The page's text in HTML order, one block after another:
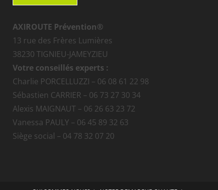
AXIROUTE Prévention®
13 rue des Frères Lumières
38230 TIGNIEU-JAMEYZIEU
Votre conseillés experts :
Charlie PORCELLUZZI – 06 08 61 22 98
Sébastien CARRIER – 06 73 27 30 34
Alexis MAIGNAUT – 06 26 63 23 72
Vanessa PAULY – 06 45 89 32 63
Siège social – 04 78 32 07 20